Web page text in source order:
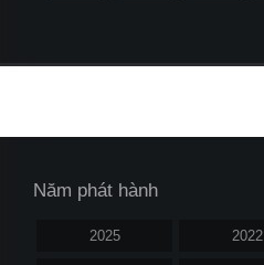
Năm phát hành
2025 2022